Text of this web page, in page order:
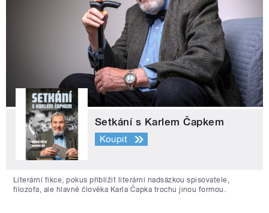
Setkání s Karlem Čapkem
Koupit
Literární fikce, pokus přiblížit literární nadsázkou spisovatele,
filozofa, ale hlavně člověka Karla Čapka trochu jinou formou.